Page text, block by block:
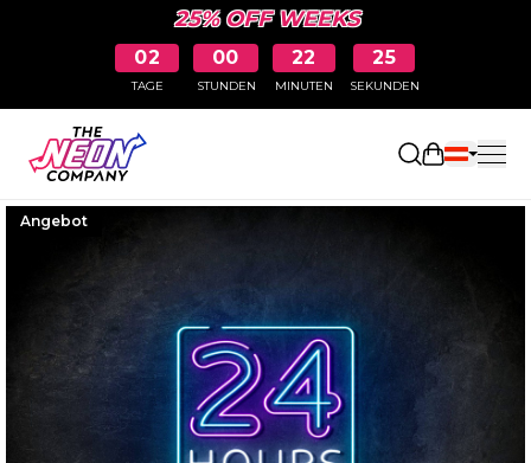
25% OFF WEEKS
02
TAGE
00
STUNDEN
22
MINUTEN
24
SEKUNDEN
Angebot